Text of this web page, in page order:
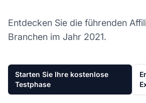
Entdecken Sie die führenden
Branchen im Jahr 2021.
Starten Sie Ihre kostenlose
Testphase